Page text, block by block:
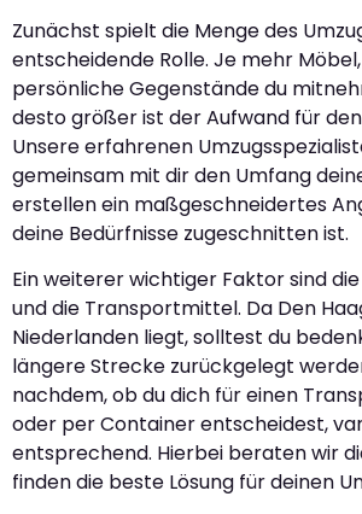
Zunächst spielt die Menge des
entscheidende Rolle. Je mehr
persönliche Gegenstände du
desto größer ist der Aufwand für
Unsere erfahrenen
gemeinsam mit dir den Umfang
erstellen ein maßgeschneidertes
deine Bedürfnisse zugeschnitten ist.
Ein weiterer wichtiger Faktor sind
und die Transportmittel. Da Den
Niederlanden liegt, solltest du
längere Strecke zurückgelegt
nachdem, ob du dich für einen
oder per Container entscheidest,
entsprechend. Hierbei beraten wir
finden die beste Lösung für deinen